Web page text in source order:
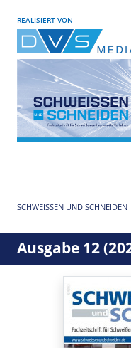
REALISIERT VON
SCHWEISSEN UND SCHNEIDEN
Ausgabe 12